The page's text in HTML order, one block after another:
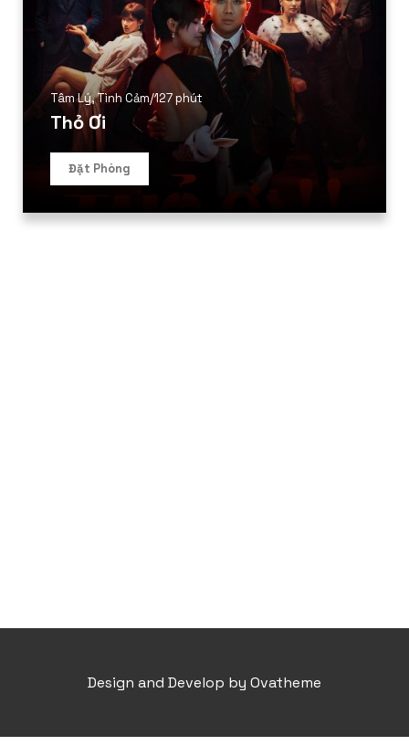
Tâm Lý,Tình Cảm/127 phút
Thỏ Ơi
Đặt Phòng
Design and Develop by Ovatheme